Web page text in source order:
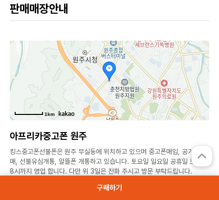
구매하기
판매매장안내
1km
아프리카중고폰 원주
킹스중고폰선불폰은 원주 무실동에 위치하고 있으며 중고폰매입, 공기계판
매, 선불유심개통, 알뜰폰 개통하고 있습니다. 토요일 일요일 공휴일 모두 1
8시까지 영업 합니다. 다만 위 3일은 전화 주시고 방문 부탁드립니다.
강원 원주시 능라동길 42 프라임시티 3층 301호